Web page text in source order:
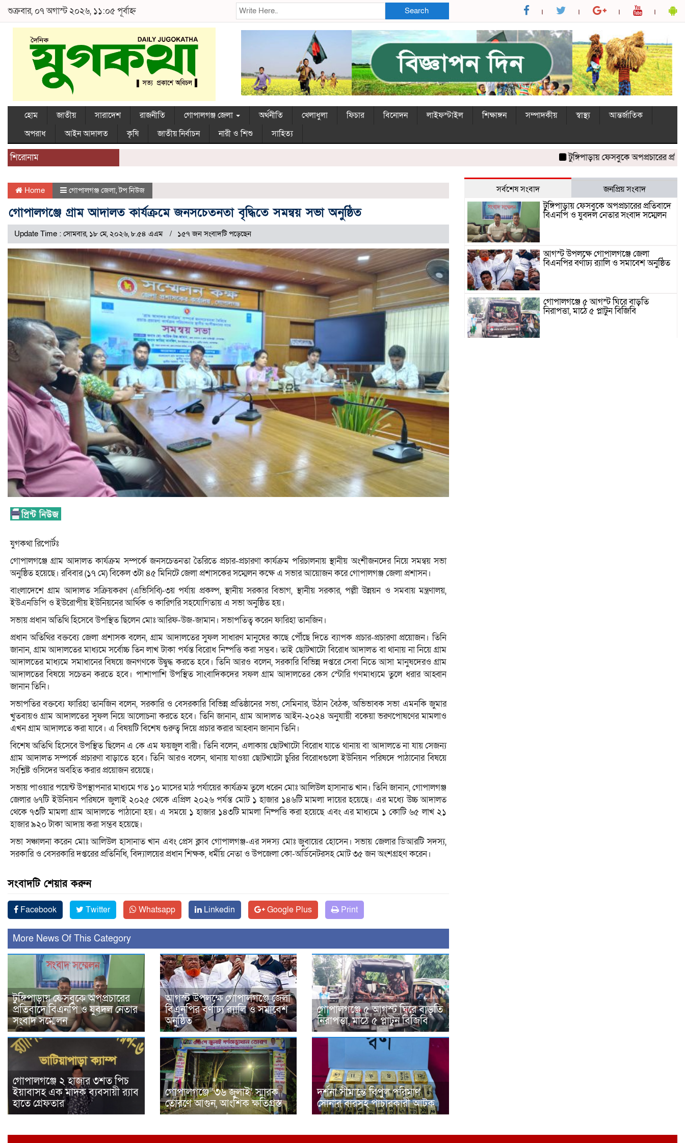
শুক্রবার, ০৭ অগাস্ট ২০২৬, ১১:০৫ পূর্বাহ্ন Search
হোম জাতীয় সারাদেশ রাজনীতি গোপালগঞ্জ জেলা অর্থনীতি খেলাধুলা ফিচার বিনোদন লাইফস্টাইল শিক্ষাঙ্গন সম্পাদকীয় স্বাস্থ্য
আন্তর্জাতিক
অপরাধ
আইন আদালত কৃষি জাতীয় নির্বাচন নারী ও শিশু সাহিত্য
শিরোনাম টুঙ্গিপাড়ায় ফেসবুকে অপপ্রচারের
Home গোপালগঞ্জ জেলা,টপ নিউজ
গোপালগঞ্জে গ্রাম আদালত কার্যক্রমে জনসচেতনতা বৃদ্ধিতে সমন্বয় সভা অনুষ্ঠিত
Update Time : সোমবার, ১৮ মে, ২০২৬, ৮.৫৪ এএম ১৫৭ জন সংবাদটি পড়েছেন
যুগকথা রিপোর্টঃ
গোপালগঞ্জে গ্রাম আদালত কার্যক্রম সম্পর্কে জনসচেতনতা তৈরিতে প্রচার-প্রচারণা কার্যক্রম পরিচালনায় স্থানীয় অংশীজনদের নিয়ে সমন্বয় সভা
অনুষ্ঠিত হয়েছে। রবিবার (১৭ মে) বিকেল ৩টা ৪৫ মিনিটে জেলা প্রশাসকের সম্মেলন কক্ষে এ সভার আয়োজন করে গোপালগঞ্জ জেলা প্রশাসন।
বাংলাদেশে গ্রাম আদালত সক্রিয়করণ (এভিসিবি)-৩য় পর্যায় প্রকল্প, স্থানীয় সরকার বিভাগ, স্থানীয় সরকার, পল্লী উন্নয়ন ও সমবায় মন্ত্রণালয়,
ইউএনডিপি ও ইউরোপীয় ইউনিয়নের আর্থিক ও কারিগরি সহযোগিতায় এ সভা অনুষ্ঠিত হয়।
সভায় প্রধান অতিথি হিসেবে উপস্থিত ছিলেন মোঃ আরিফ-উজ-জামান। সভাপতিত্ব করেন ফারিহা তানজিন।
প্রধান অতিথির বক্তব্যে জেলা প্রশাসক বলেন, গ্রাম আদালতের সুফল সাধারণ মানুষের কাছে পৌঁছে দিতে ব্যাপক প্রচার-প্রচারণা প্রয়োজন। তিনি
জানান, গ্রাম আদালতের মাধ্যমে সর্বোচ্চ তিন লাখ টাকা পর্যন্ত বিরোধ নিষ্পত্তি করা সম্ভব। তাই ছোটখাটো বিরোধ আদালত বা থানায় না নিয়ে গ্রাম
আদালতের মাধ্যমে সমাধানের বিষয়ে জনগণকে উদ্বুদ্ধ করতে হবে। তিনি আরও বলেন, সরকারি বিভিন্ন দপ্তরে সেবা নিতে আসা মানুষদেরও গ্রাম
আদালতের বিষয়ে সচেতন করতে হবে। পাশাপাশি উপস্থিত সাংবাদিকদের সফল গ্রাম আদালতের কেস স্টোরি গণমাধ্যমে তুলে ধরার আহ্বান
জানান তিনি।
সভাপতির বক্তব্যে ফারিহা তানজিন বলেন, সরকারি ও বেসরকারি বিভিন্ন প্রতিষ্ঠানের সভা, সেমিনার, উঠান বৈঠক, অভিভাবক সভা এমনকি জুমার
খুতবায়ও গ্রাম আদালতের সুফল নিয়ে আলোচনা করতে হবে। তিনি জানান, গ্রাম আদালত আইন-২০২৪ অনুযায়ী বকেয়া ভরণপোষণের মামলাও
এখন গ্রাম আদালতে করা যাবে। এ বিষয়টি বিশেষ গুরুত্ব দিয়ে প্রচার করার আহ্বান জানান তিনি।
বিশেষ অতিথি হিসেবে উপস্থিত ছিলেন এ কে এম ফয়জুল বারী। তিনি বলেন, এলাকায় ছোটখাটো বিরোধ যাতে থানায় বা আদালতে না যায় সেজন্য
গ্রাম আদালত সম্পর্কে প্রচারণা বাড়াতে হবে। তিনি আরও বলেন, থানায় যাওয়া ছোটখাটো চুরির বিরোধগুলো ইউনিয়ন পরিষদে পাঠানোর বিষয়ে
সংশ্লিষ্ট ওসিদের অবহিত করার প্রয়োজন রয়েছে।
সভায় পাওয়ার পয়েন্ট উপস্থাপনার মাধ্যমে গত ১০ মাসের মাঠ পর্যায়ের কার্যক্রম তুলে ধরেন মোঃ আলিউল হাসানাত খান। তিনি জানান, গোপালগঞ্জ
জেলার ৬৭টি ইউনিয়ন পরিষদে জুলাই ২০২৫ থেকে এপ্রিল ২০২৬ পর্যন্ত মোট ১ হাজার ১৪৬টি মামলা দায়ের হয়েছে। এর মধ্যে উচ্চ আদালত
থেকে ৭৩টি মামলা গ্রাম আদালতে পাঠানো হয়। এ সময়ে ১ হাজার ১৪৩টি মামলা নিষ্পত্তি করা হয়েছে এবং এর মাধ্যমে ১ কোটি ৬৫ লাখ ২১
হাজার ৯২০ টাকা আদায় করা সম্ভব হয়েছে।
সভা সঞ্চালনা করেন মোঃ আলিউল হাসানাত খান এবং প্রেস ক্লাব গোপালগঞ্জ-এর সদস্য মোঃ জুবায়ের হোসেন। সভায় জেলার ডিআরটি সদস্য,
সরকারি ও বেসরকারি দপ্তরের প্রতিনিধি, বিদ্যালয়ের প্রধান শিক্ষক, ধর্মীয় নেতা ও উপজেলা কো-অর্ডিনেটরসহ মোট ৩৫ জন অংশগ্রহণ করেন।
সংবাদটি শেয়ার করুন
Facebook Twitter Whatsapp Linkedin Google Plus Print
More News Of This Category
টুঙ্গিপাড়ায় ফেসবুকে অপপ্রচারের
প্রতিবাদে বিএনপি ও যুবদল নেতার
সংবাদ সম্মেলন
আগস্ট উপলক্ষে গোপালগঞ্জে জেলা
বিএনপির বর্ণাঢ্য র‍্যালি ও সমাবেশ
অনুষ্ঠিত
গোপালগঞ্জে ৫ আগস্ট ঘিরে বাড়তি
নিরাপত্তা, মাঠে ৫ প্লাটুন বিজিবি
গোপালগঞ্জে ২ হাজার ৩শত পিচ
ইয়াবাসহ এক মাদক ব্যবসায়ী র‌্যাব
হাতে গ্রেফতার
গোপালগঞ্জে ‘৩৬ জুলাই’ স্মারক
তোরণে আগুন, আংশিক ক্ষতিগ্রস্ত
দর্শনা সীমান্তে বিপুল পরিমাণ
সোনার বারসহ পাচারকারী আটক
সর্বশেষ সংবাদ জনপ্রিয় সংবাদ
টুঙ্গিপাড়ায় ফেসবুকে অপপ্রচারের প্রতিবাদে
বিএনপি ও যুবদল নেতার সংবাদ সম্মেলন
আগস্ট উপলক্ষে গোপালগঞ্জে জেলা
বিএনপির বর্ণাঢ্য র‍্যালি ও সমাবেশ অনুষ্ঠিত
গোপালগঞ্জে ৫ আগস্ট ঘিরে বাড়তি
নিরাপত্তা, মাঠে ৫ প্লাটুন বিজিবি